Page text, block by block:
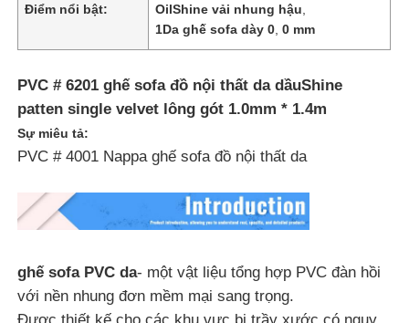
Tham quan nhà máy
Kiểm soát chất lượng
Liên hệ
Tin tức
Chất liệu da ghế sofa
Điểm nổi bật:
OilShine vải nhung hậu
1Da ghế sofa dày 0 ,0 mm
PVC # 6201 ghế sofa đồ nội thất da dầuShine
patten single velvet lông gót 1.0mm * 1.4m
Sự miêu tả:
PVC # 4001 Nappa ghế sofa đồ nội thất da
ghế sofa PVC da- một vật liệu tổng hợp PVC đàn hồi
với nền nhung đơn mềm mại sang trọng.
Được thiết kế cho các khu vực bị trầy xước có nguy